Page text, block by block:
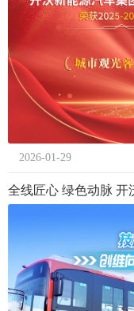
2026-01-29
全线匠心 绿色动脉 开